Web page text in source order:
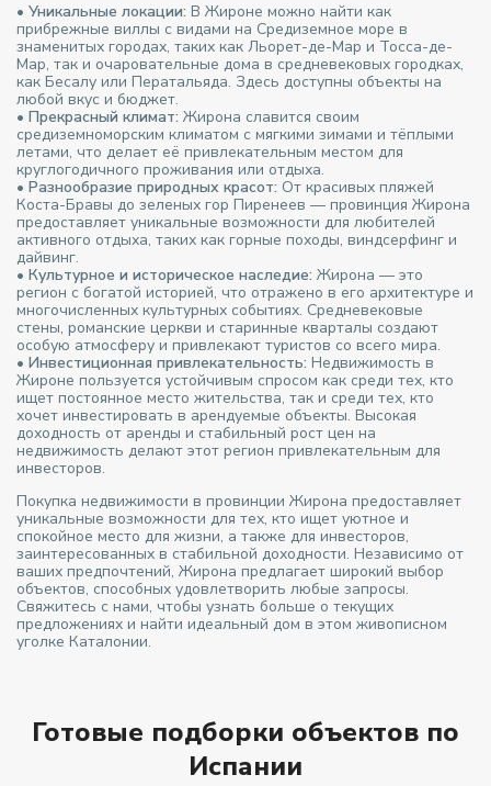
•Уникальные локации: В Жироне можно найти как
прибрежные виллы с видами на Средиземное море в
знаменитых городах, таких как Льорет-де-Мар и Тосса-де-
Мар, так и очаровательные дома в средневековых городках,
как Бесалу или Ператальяда. Здесь доступны объекты на
любой вкус и бюджет.
•Прекрасный климат:Жирона славится своим
средиземноморским климатом с мягкими зимами и тёплыми
летами, что делает её привлекательным местом для
круглогодичного проживания или отдыха.
•Разнообразие природных красот: От красивых пляжей
Коста-Бравы до зеленых гор Пиренеев — провинция Жирона
предоставляет уникальные возможности для любителей
активного отдыха, таких как горные походы, виндсерфинг и
дайвинг.
•Культурное и историческое наследие:Жирона — это
регион с богатой историей, что отражено в его архитектуре и
многочисленных культурных событиях. Средневековые
стены, романские церкви и старинные кварталы создают
особую атмосферу и привлекают туристов со всего мира.
•Инвестиционная привлекательность:Недвижимость в
Жироне пользуется устойчивым спросом как среди тех, кто
ищет постоянное место жительства, так и среди тех, кто
хочет инвестировать в арендуемые объекты. Высокая
доходность от аренды и стабильный рост цен на
недвижимость делают этот регион привлекательным для
инвесторов.
Покупка недвижимости в провинции Жирона предоставляет
уникальные возможности для тех, кто ищет уютное и
спокойное место для жизни, а также для инвесторов,
заинтересованных в стабильной доходности. Независимо от
ваших предпочтений, Жирона предлагает широкий выбор
объектов, способных удовлетворить любые запросы.
Свяжитесь с нами, чтобы узнать больше о текущих
предложениях и найти идеальный дом в этом живописном
уголке Каталонии.
Готовые подборки объектов по
Испании